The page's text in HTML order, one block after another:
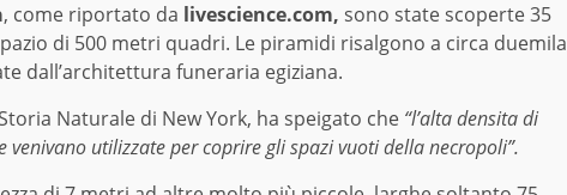
, come riportato da livescience.com, sono state scoperte 35
di 500 metri quadri. Le piramidi risalgono a circa duemila
dall’architettura funeraria egiziana.
Naturale di New York, ha speigato che “l’alta densita di
utilizzate per coprire gli spazi vuoti della necropoli”.